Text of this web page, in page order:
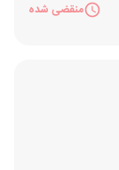
منقضی شده